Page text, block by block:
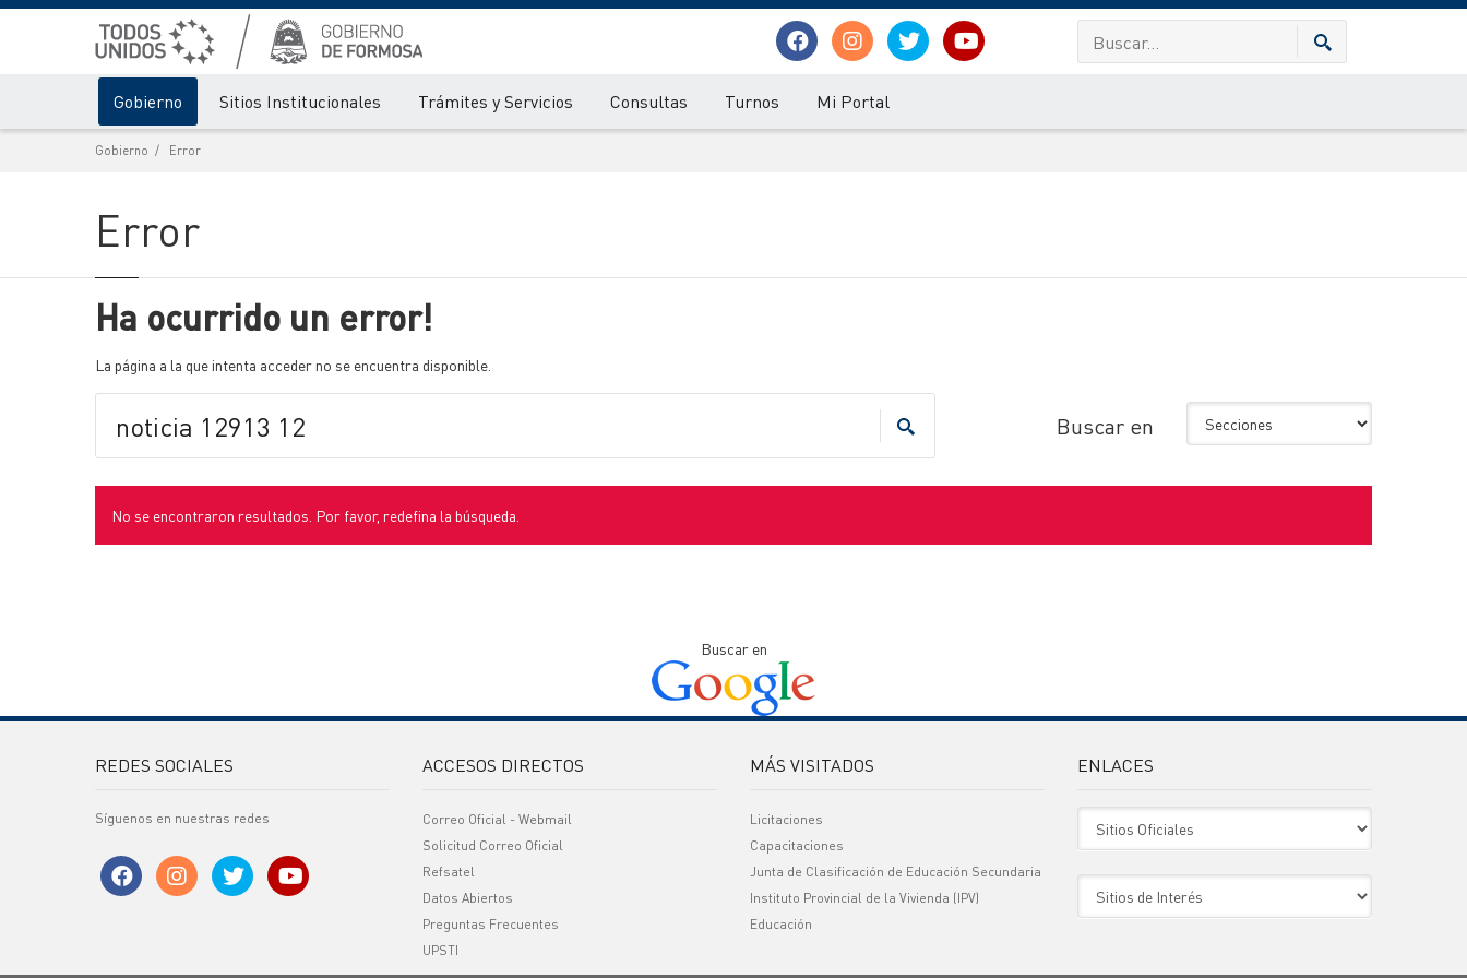
Gobierno Sitios Institucionales Trámites y Servicios Consultas Turnos Mi Portal
Gobierno Error
Error
Ha ocurrido un error!
La página a la que intenta acceder no se encuentra disponible.
Buscar en
No se encontraron resultados. Por favor, redefina la búsqueda.
Buscar en
REDES SOCIALES
Síguenos en nuestras redes
ACCESOS DIRECTOS
Correo Oficial - Webmail
Solicitud Correo Oficial
Refsatel
Datos Abiertos
Preguntas Frecuentes
UPSTI
MÁS VISITADOS
Licitaciones
Capacitaciones
Junta de Clasificación de Educación Secundaria
Instituto Provincial de la Vivienda (IPV)
Educación
ENLACES